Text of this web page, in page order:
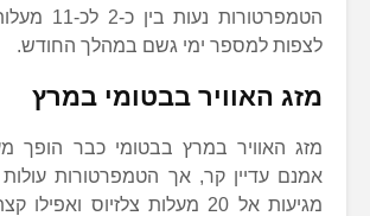
הטמפרטורות
לצפות למספר ימי גשם במהלך החודש.
מזג האוויר בבטומי במרץ
מזג האוויר במרץ בבטומי כבר הופך
אמנם עדיין קר, אך הטמפרטורות
מגיעות אל 20 מעלות צלזיוס